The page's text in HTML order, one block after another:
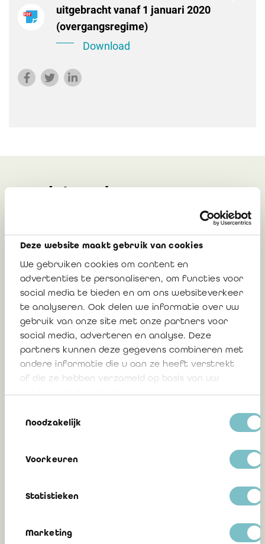
Deze website maakt gebruik van cookies
We gebruiken cookies om content en
advertenties te personaliseren, om functies voor
social media te bieden en om ons websiteverkeer
te analyseren. Ook delen we informatie over uw
gebruik van onze site met onze partners voor
social media, adverteren en analyse. Deze
partners kunnen deze gegevens combineren met
andere informatie die u aan ze heeft verstrekt
of die ze hebben verzameld op basis van uw
Noodzakelijk
Voorkeuren
Statistieken
Marketing
uitgebracht vanaf 1 januari 2020
(overgangsregime)
Download
Gerelateerd
Nieuwe definitie van netto-omzet in het
WVV
Camille Luxen, diensthoofd regelgeving IBR
26 februari 2025
verenigingen en stichtingen
Mededeling 2024/13: Wetboek van